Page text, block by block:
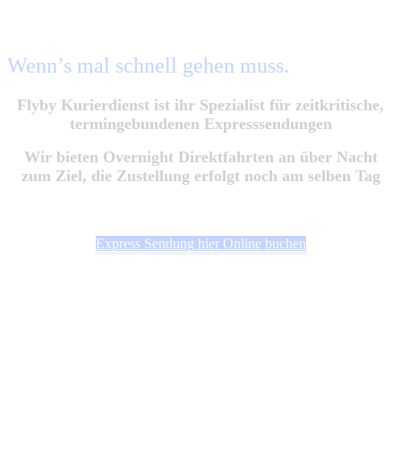
Wenn’s mal schnell gehen muss.
Flyby Kurierdienst ist ihr Spezialist für zeitkritische,
termingebundenen Expresssendungen
Wir bieten Overnight Direktfahrten an über Nacht
zum Ziel, die Zustellung erfolgt noch am selben Tag
Express Sendung hier Online buchen